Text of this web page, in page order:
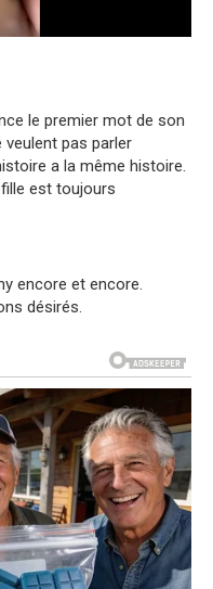
le premier mot de son
pas parler
a la même histoire.
est toujours
encore et encore.
désirés.